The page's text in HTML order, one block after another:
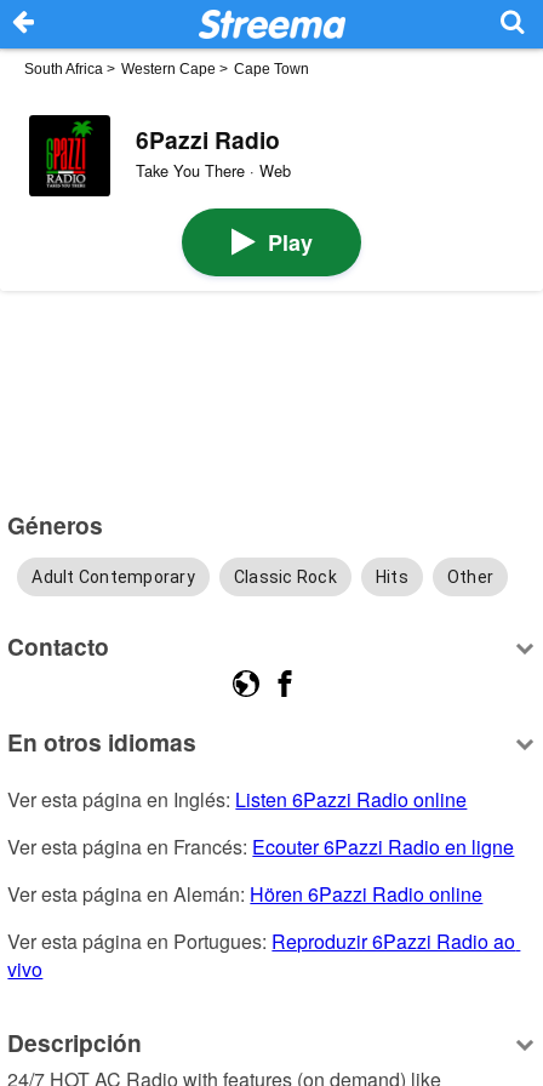
South Africa > Western Cape > Cape Town
6Pazzi Radio
Take You There · Web
Play
Géneros
Adult Contemporary Classic Rock Hits Other
Contacto
En otros idiomas
Ver esta página en Inglés: Listen 6Pazzi Radio online
Ver esta página en Francés: Ecouter 6Pazzi Radio en ligne
Ver esta página en Alemán: Hören 6Pazzi Radio online
Ver esta página en Portugues: Reproduzir 6Pazzi Radio ao
vivo
Descripción
24/7 HOT AC Radio with features (on demand) like